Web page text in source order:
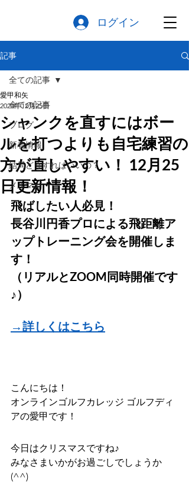
ログイン
記事
全ての記事
ブログ
新着情報
結局どうすればいいの？
メルマガ
全ての記事
シャンクを直すにはボー
ルを打つよりも自宅練習の
方が直しやすい！ 12月25
日更新情報！
愛甲和矢
2020年12月25日
飛ばしたい人必見！
長谷川円香プロによる飛距離ア
ップトレーニング会を開催しま
す！
（リアルとZOOM同時開催です
♪）
→詳しくはこちら
こんにちは！
オンラインゴルフカレッジ ゴルフディ
アの愛甲です！
今日はクリスマスですね♪
みなさまいかがお過ごしでしょうか
(^^)